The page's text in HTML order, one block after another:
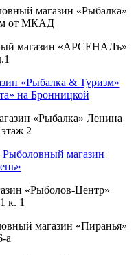
магазин «Рыбалка»
от МКАД
магазин «АРСЕНАЛъ»
«Рыбалка & Туризм»
на Бронницкой
«Рыбалка» Ленина
2
Рыболовный магазин
«Рыболов-Центр»
к. 1
магазин «Пиранья»
а